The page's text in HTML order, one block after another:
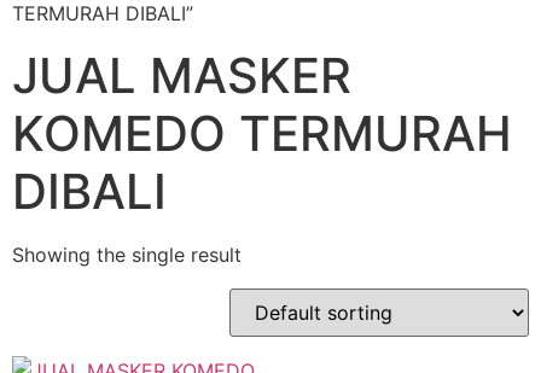
TERMURAH DIBALI”
JUAL MASKER
KOMEDO TERMURAH
DIBALI
Showing the single result